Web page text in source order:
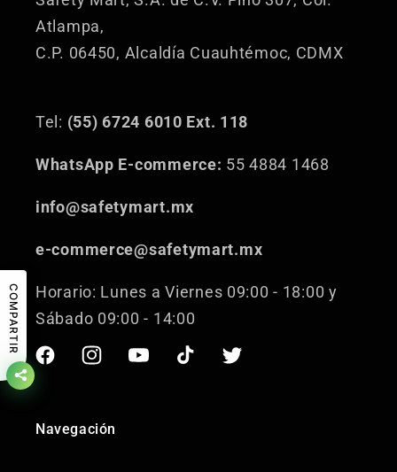
Atlampa,
C.P. 06450, Alcaldía Cuauhtémoc, CDMX
Tel: (55) 6724 6010 Ext. 118
WhatsApp E-commerce: 55 4884 1468
info@safetymart.mx
e-commerce@safetymart.mx
Horario: Lunes a Viernes 09:00 - 18:00 y
Sábado 09:00 - 14:00
FacebookInstagramYouTubeTikTok Twitter
Navegación
COMPARTIR